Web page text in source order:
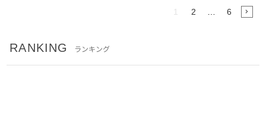
1 2 6
RANKING ランキング